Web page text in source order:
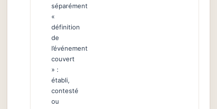
séparément
«
définition
de
l’événement
couvert
» :
établi,
contesté
ou